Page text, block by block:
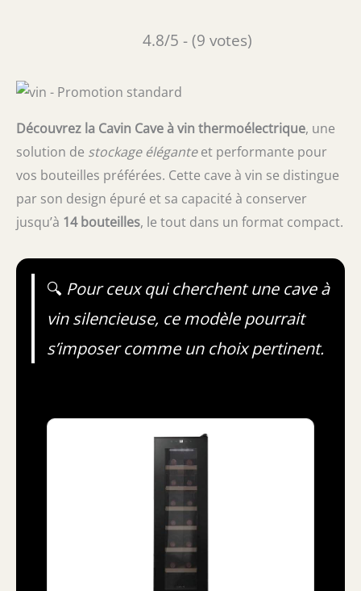
4.8/5 - (9 votes)
Découvrez la Cavin Cave à vin thermoélectrique, une
solution de stockage éléganteet performante pour
vos bouteilles préférées. Cette cave à vin se distingue
par son design épuré et sa capacité à conserver
jusqu’à 14 bouteilles, le tout dans un format compact.
🔍 Pour ceux qui cherchent une cave à
vin silencieuse, ce modèle pourrait
s’imposer comme un choix pertinent.